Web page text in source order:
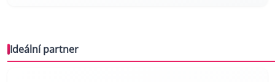
Ideální partner